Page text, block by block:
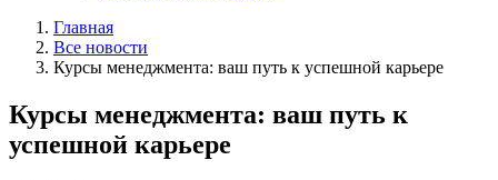
Главная
Все новости
Курсы менеджмента: ваш путь к успешной карьере
Курсы менеджмента: ваш путь к
успешной карьере